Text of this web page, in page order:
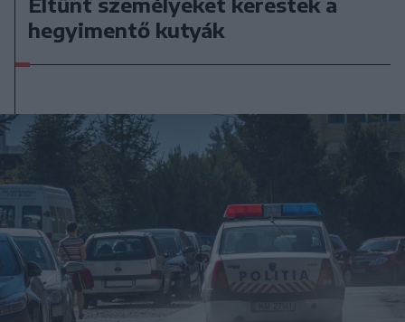
hegyimentő kutyák